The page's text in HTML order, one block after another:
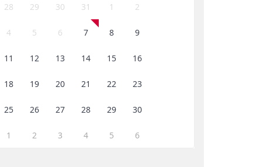
28 29 30 31 1 2
4 5 6 7 8 9
11 12 13 14 15 16
18 19 20 21 22 23
25 26 27 28 29 30
1 2 3 4 5 6